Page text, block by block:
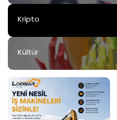
Kripto
Kültür